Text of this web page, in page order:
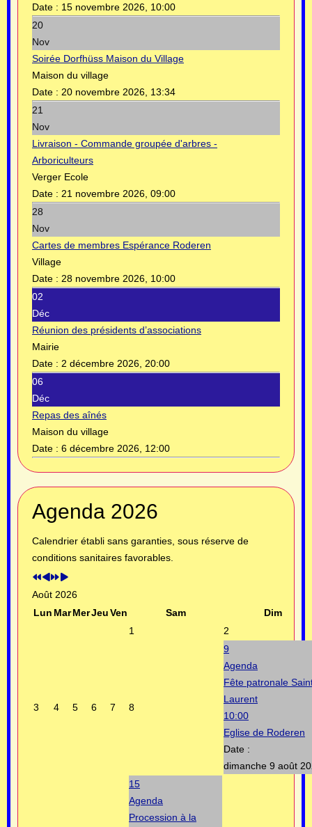
Date : 15 novembre 2026, 10:00
20
Nov
Soirée Dorfhüss Maison du Village
Maison du village
Date : 20 novembre 2026, 13:34
21
Nov
Livraison - Commande groupée d'arbres -
Arboriculteurs
Verger Ecole
Date : 21 novembre 2026, 09:00
28
Nov
Cartes de membres Espérance Roderen
Village
Date : 28 novembre 2026, 10:00
02
Déc
Réunion des présidents d’associations
Mairie
Date : 2 décembre 2026, 20:00
06
Déc
Repas des aînés
Maison du village
Date : 6 décembre 2026, 12:00
Agenda 2026
Calendrier établi sans garanties, sous réserve de
conditions sanitaires favorables.
Année
précédente
précédent
suivante
suivant
Août 2026
Lun MarMerJeuVen Sam
Dim
1
2
3 4 5 6 7 8
9
Agenda
Fête patronale
Laurent
10:00
Eglise de Roderen
Date :
dimanche 9 août
15
Agenda
Procession à la